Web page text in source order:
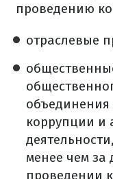
проведению
отраслевые
коррупции и
менее чем за
проведении